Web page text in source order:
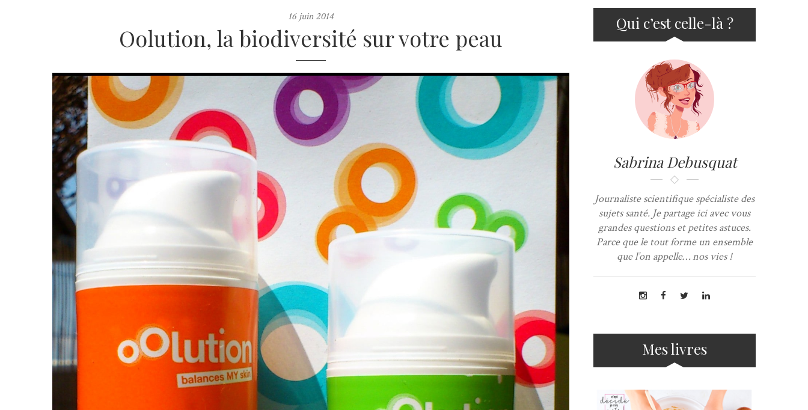
16 juin 2014
Oolution, la biodiversité sur votre peau
Qui c’est celle-là ?
Sabrina Debusquat
Journaliste scientifique spécialiste des
sujets santé. Je partage ici avec vous
grandes questions et petites astuces.
Parce que le tout forme un ensemble
que l’on appelle… nos vies !
Mes livres